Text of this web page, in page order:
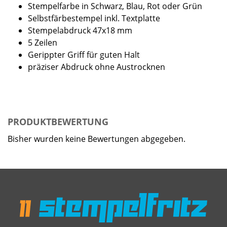
Stempelfarbe in Schwarz, Blau, Rot oder Grün
Selbstfärbestempel inkl. Textplatte
Stempelabdruck 47x18 mm
5 Zeilen
Gerippter Griff für guten Halt
präziser Abdruck ohne Austrocknen
PRODUKTBEWERTUNG
Bisher wurden keine Bewertungen abgegeben.